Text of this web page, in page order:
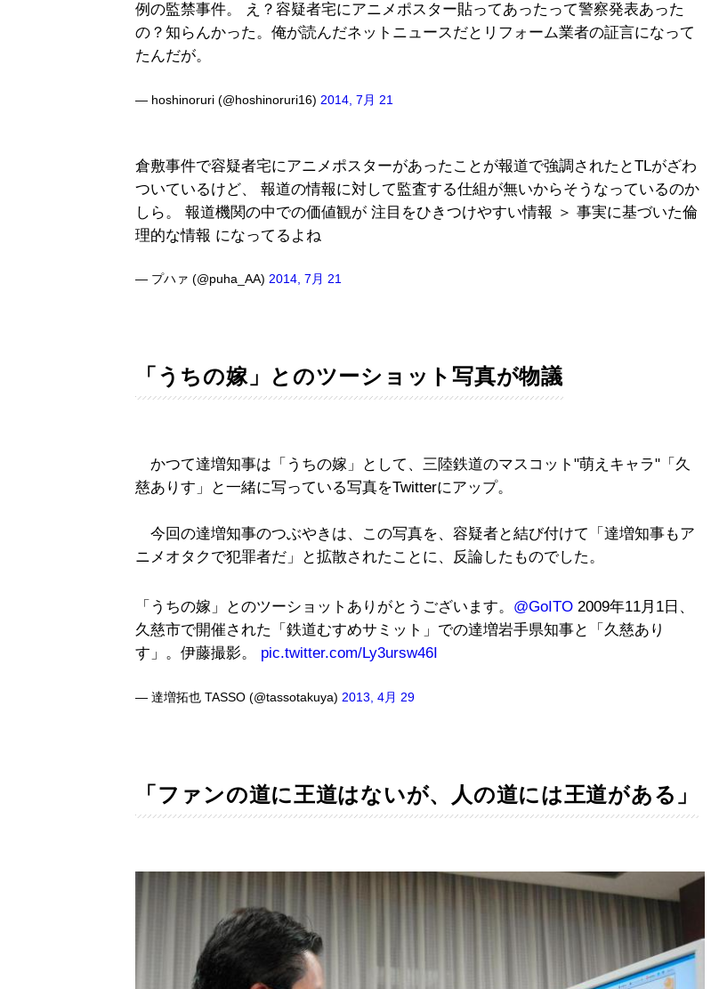
例の監禁事件。 え？容疑者宅にアニメポスター貼ってあったって警察発表あった
の？知らんかった。俺が読んだネットニュースだとリフォーム業者の証言になって
たんだが。
— hoshinoruri (@hoshinoruri16) 2014, 7月 21
倉敷事件で容疑者宅にアニメポスターがあったことが報道で強調されたとTLがざわ
ついているけど、 報道の情報に対して監査する仕組が無いからそうなっているのか
しら。 報道機関の中での価値観が 注目をひきつけやすい情報 ＞ 事実に基づいた倫
理的な情報 になってるよね
— プハァ (@puha_AA) 2014, 7月 21
「うちの嫁」とのツーショット写真が物議
かつて達増知事は「うちの嫁」として、三陸鉄道のマスコット"萌えキャラ"「久
慈ありす」と一緒に写っている写真をTwitterにアップ。
今回の達増知事のつぶやきは、この写真を、容疑者と結び付けて「達増知事もア
ニメオタクで犯罪者だ」と拡散されたことに、反論したものでした。
「うちの嫁」とのツーショットありがとうございます。 @GoITO 2009年11月1日、
久慈市で開催された「鉄道むすめサミット」での達増岩手県知事と「久慈あり
す」。伊藤撮影。 pic.twitter.com/Ly3ursw46I
— 達増拓也 TASSO (@tassotakuya) 2013, 4月 29
「ファンの道に王道はないが、人の道には王道がある」